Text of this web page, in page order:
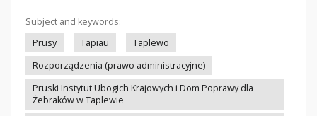
Subject and keywords:
Prusy
Tapiau
Taplewo
Rozporządzenia (prawo administracyjne)
Pruski Instytut Ubogich Krajowych i Dom Poprawy dla
Żebraków w Taplewie